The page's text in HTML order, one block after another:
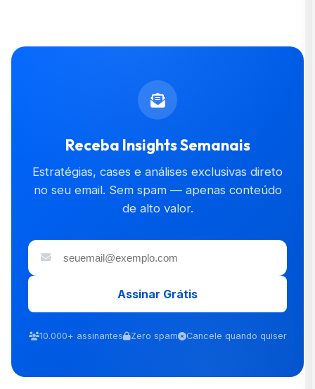
Receba Insights Semanais
Estratégias, cases e análises exclusivas direto
no seu email. Sem spam — apenas conteúdo
de alto valor.
Assinar Grátis
10.000+ assinantes Zero spam Cancele quando quiser